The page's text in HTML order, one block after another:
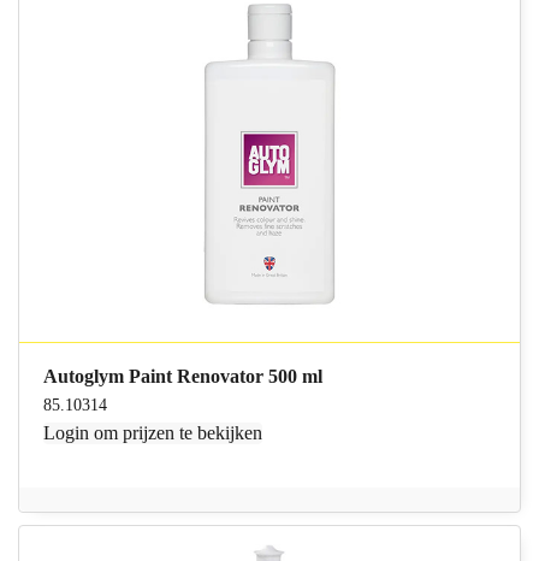
Autoglym Paint Renovator 500 ml
85.10314
Login om prijzen te bekijken